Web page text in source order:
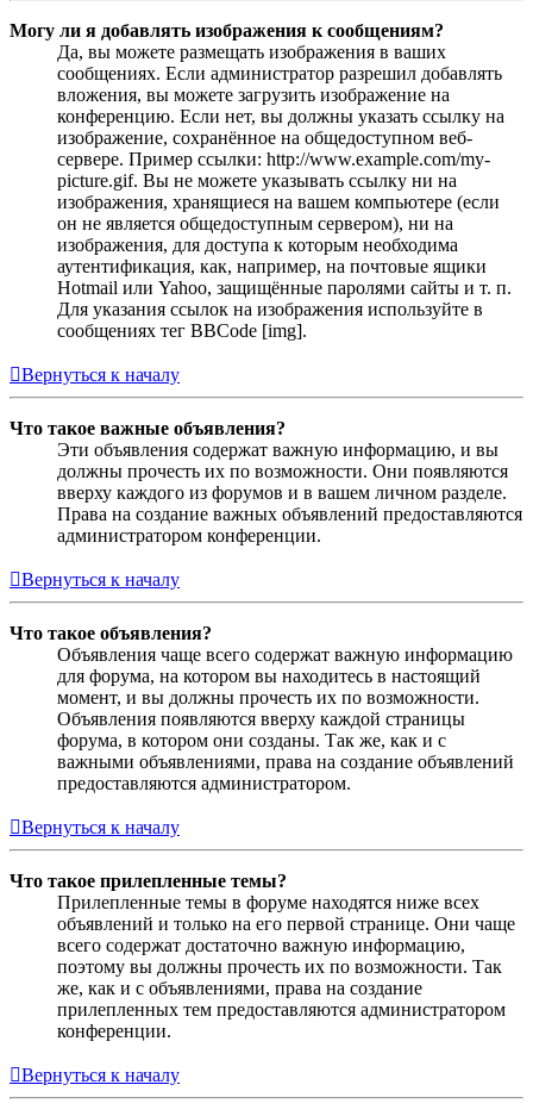
Могу ли я добавлять изображения к сообщениям?
Да, вы можете размещать изображения в ваших
сообщениях. Если администратор разрешил добавлять
вложения, вы можете загрузить изображение на
конференцию. Если нет, вы должны указать ссылку на
изображение, сохранённое на общедоступном веб-
сервере. Пример ссылки: http://www.example.com/my-
picture.gif. Вы не можете указывать ссылку ни на
изображения, хранящиеся на вашем компьютере (если
он не является общедоступным сервером), ни на
изображения, для доступа к которым необходима
аутентификация, как, например, на почтовые ящики
Hotmail или Yahoo, защищённые паролями сайты и т. п.
Для указания ссылок на изображения используйте в
сообщениях тег BBCode [img].
Вернуться к началу
Что такое важные объявления?
Эти объявления содержат важную информацию, и вы
должны прочесть их по возможности. Они появляются
вверху каждого из форумов и в вашем личном разделе.
Права на создание важных объявлений предоставляются
администратором конференции.
Вернуться к началу
Что такое объявления?
Объявления чаще всего содержат важную информацию
для форума, на котором вы находитесь в настоящий
момент, и вы должны прочесть их по возможности.
Объявления появляются вверху каждой страницы
форума, в котором они созданы. Так же, как и с
важными объявлениями, права на создание объявлений
предоставляются администратором.
Вернуться к началу
Что такое прилепленные темы?
Прилепленные темы в форуме находятся ниже всех
объявлений и только на его первой странице. Они чаще
всего содержат достаточно важную информацию,
поэтому вы должны прочесть их по возможности. Так
же, как и с объявлениями, права на создание
прилепленных тем предоставляются администратором
конференции.
Вернуться к началу